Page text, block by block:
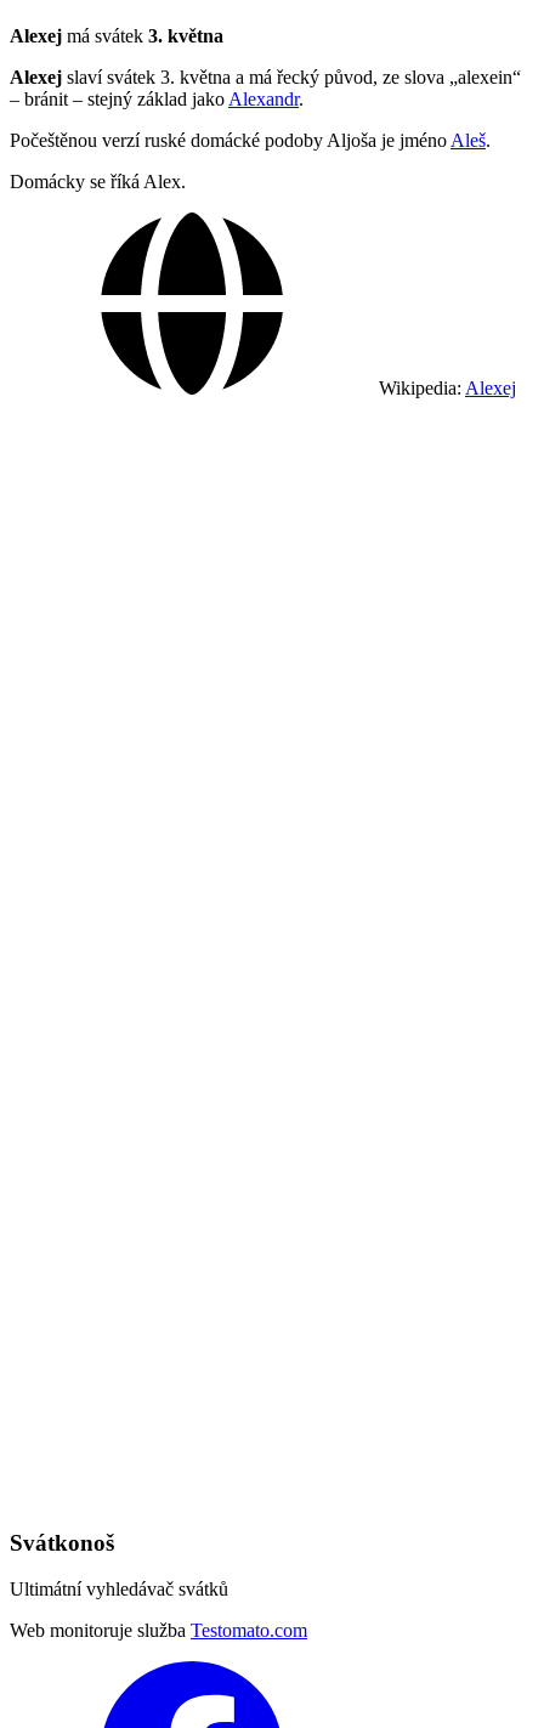
Alexej má svátek 3. května
Alexej slaví svátek 3. května a má řecký původ, ze slova „alexein“
– bránit – stejný základ jako Alexandr.
Počeštěnou verzí ruské domácké podoby Aljoša je jméno Aleš.
Domácky se říká Alex.
Wikipedia: Alexej
Svátkonoš
Ultimátní vyhledávač svátků
Web monitoruje služba Testomato.com